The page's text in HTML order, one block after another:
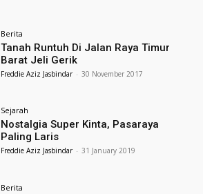
Berita
Tanah Runtuh Di Jalan Raya Timur
Barat Jeli Gerik
Freddie Aziz Jasbindar - 30 November 2017
Sejarah
Nostalgia Super Kinta, Pasaraya
Paling Laris
Freddie Aziz Jasbindar - 31 January 2019
Berita